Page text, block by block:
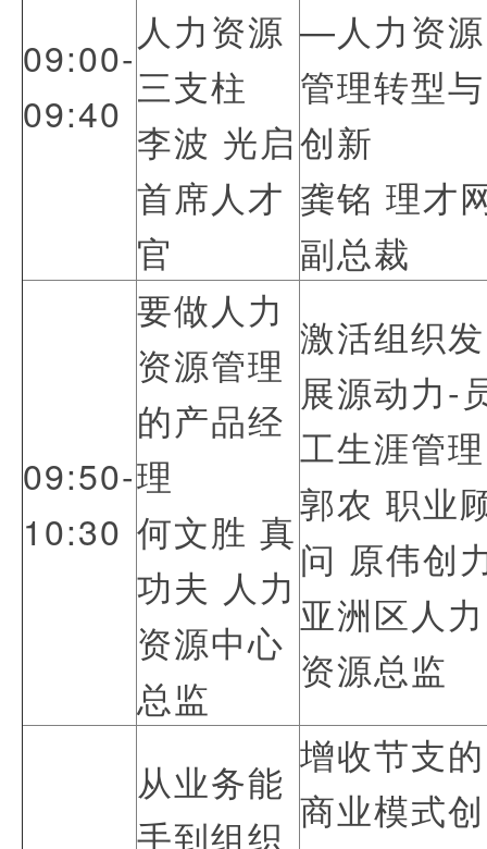
09:00-
09:40
人力资源
三支柱
李波 光启
首席人才
官
—人力资源
管理转型与
创新
龚铭 理才
副总裁
09:50-
10:30
要做人力
资源管理
的产品经
理
何文胜 真
功夫 人力
资源中心
总监
激活组织发
展源动力-
工生涯管理
郭农 职业
问 原伟创
亚洲区人力
资源总监
从业务能
手到组织
增收节支的
商业模式创